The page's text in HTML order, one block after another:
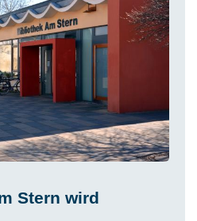
Stern wird